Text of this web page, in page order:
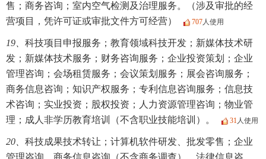
售；商务咨询；室内空气检测及治理服务。（涉及审批的经
营项目，凭许可证或审批文件方可经营）
707人使用
19、 科技项目申报服务；教育领域科技开发；新媒体技术研
发；新媒体技术服务；财务咨询服务；企业投资策划；企业
管理咨询；会场租赁服务；会议策划服务；展会咨询服务；
商务信息咨询；知识产权服务；专利信息咨询服务；信息技
术咨询；实业投资；股权投资；人力资源管理咨询；物业管
理；成人非学历教育培训（不含职业技能培训）。
31人使用
20、 科技成果技术转让；计算机软件研发、批发零售；企业
管理咨询、商务信息咨询（不含商务调查）、法律信息咨